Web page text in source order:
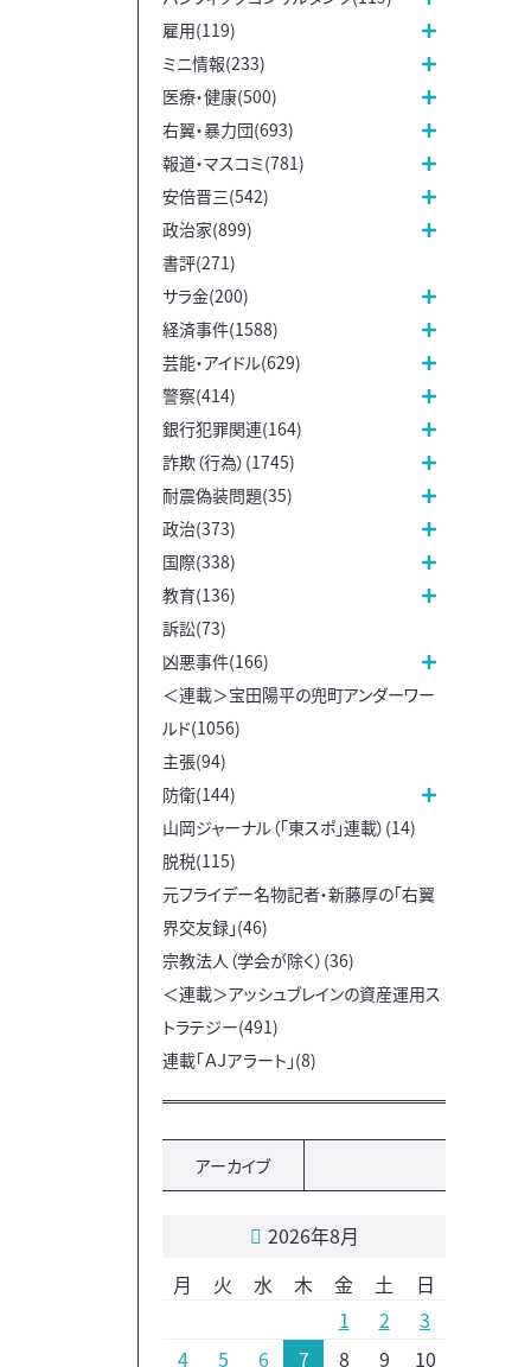
雇用(119)
ミニ情報(233)
医療・健康(500)
右翼・暴力団(693)
報道・マスコミ(781)
安倍晋三(542)
政治家(899)
書評(271)
サラ金(200)
経済事件(1588)
芸能・アイドル(629)
警察(414)
銀行犯罪関連(164)
詐欺（行為）(1745)
耐震偽装問題(35)
政治(373)
国際(338)
教育(136)
訴訟(73)
凶悪事件(166)
＜連載＞宝田陽平の兜町アンダーワー
ルド(1056)
主張(94)
防衛(144)
山岡ジャーナル（「東スポ」連載）(14)
脱税(115)
元フライデー名物記者・新藤厚の「右翼
界交友録」(46)
宗教法人（学会が除く）(36)
＜連載＞アッシュブレインの資産運用ス
トラテジー(491)
連載「ＡＪアラート」(8)
アーカイブ
2026年8月
月
火 水 木 金 土
日
1
2
3
4
5 6 7 8 9 10